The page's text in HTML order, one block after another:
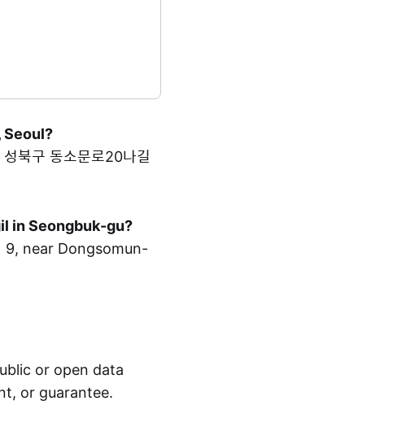
Seoul?
북구 동소문로20나길
in Seongbuk-gu?
9, near Dongsomun-
or open data
or guarantee.